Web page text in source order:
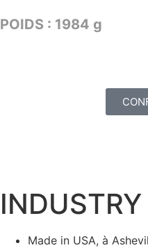
POIDS : 1984 g
Made in USA, à